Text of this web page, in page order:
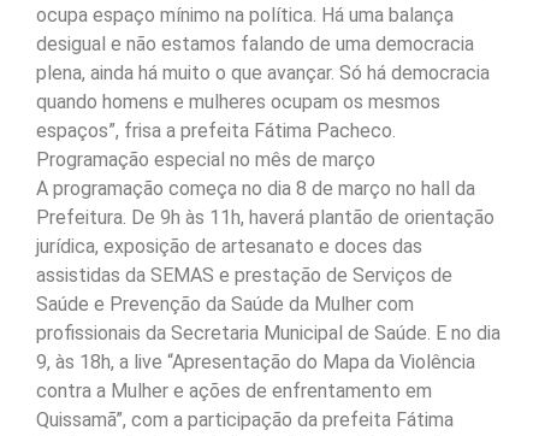
ocupa espaço mínimo na política. Há uma balança
desigual e não estamos falando de uma democracia
plena, ainda há muito o que avançar. Só há democracia
quando homens e mulheres ocupam os mesmos
espaços”, frisa a prefeita Fátima Pacheco.
Programação especial no mês de março
A programação começa no dia 8 de março no hall da
Prefeitura. De 9h às 11h, haverá plantão de orientação
jurídica, exposição de artesanato e doces das
assistidas da SEMAS e prestação de Serviços de
Saúde e Prevenção da Saúde da Mulher com
profissionais da Secretaria Municipal de Saúde. E no dia
9, às 18h, a live “Apresentação do Mapa da Violência
contra a Mulher e ações de enfrentamento em
Quissamã”, com a participação da prefeita Fátima